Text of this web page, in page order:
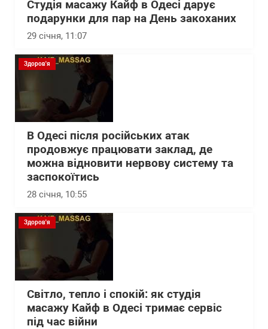
Студія масажу Кайф в Одесі дарує
подарунки для пар на День закоханих
29 січня, 11:07
Здоров'я
В Одесі після російських атак
продовжує працювати заклад, де
можна відновити нервову систему та
заспокоїтись
28 січня, 10:55
Здоров'я
Світло, тепло і спокій: як студія
масажу Кайф в Одесі тримає сервіс
під час війни